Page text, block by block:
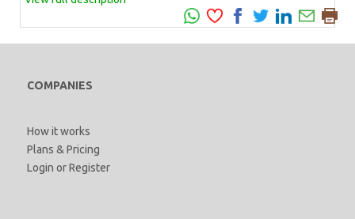
COMPANIES
How it works
Plans & Pricing
Login orRegister